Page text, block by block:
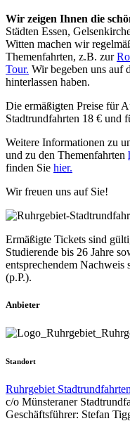
Wir zeigen Ihnen die
Städten Essen,
Witten machen wir
Themenfahrten, z.B. zur
Tour. Wir begeben uns auf
hinterlassen haben.
Die ermäßigten Preise für
Stadtrundfahrten 18 € und
Weitere Informationen zu
und zu den Themenfahrten
finden Sie hier.
Wir freuen uns auf Sie!
Ermäßigte Tickets sind
Studierende bis 26 Jahre
entsprechendem Nachweis
(p.P.).
Anbieter
Standort
Ruhrgebiet Stadtrundfahrten
c/o Münsteraner
Geschäftsführer: Stefan